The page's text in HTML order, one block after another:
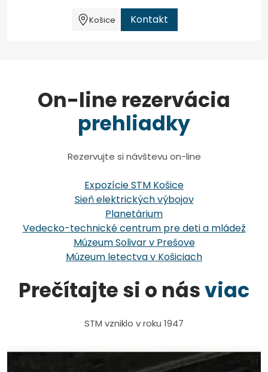
Košice Kontakt
On-line rezervácia
prehliadky
Rezervujte si návštevu on-line
Expozície STM Košice
Sieň elektrických výbojov
Planetárium
Vedecko-technické centrum pre deti a mládež
Múzeum Solivar v Prešove
Múzeum letectva v Košiciach
Prečítajte si o násviac
STM vzniklo v roku 1947